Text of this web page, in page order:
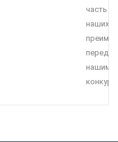
часть
наших
перед
нашими